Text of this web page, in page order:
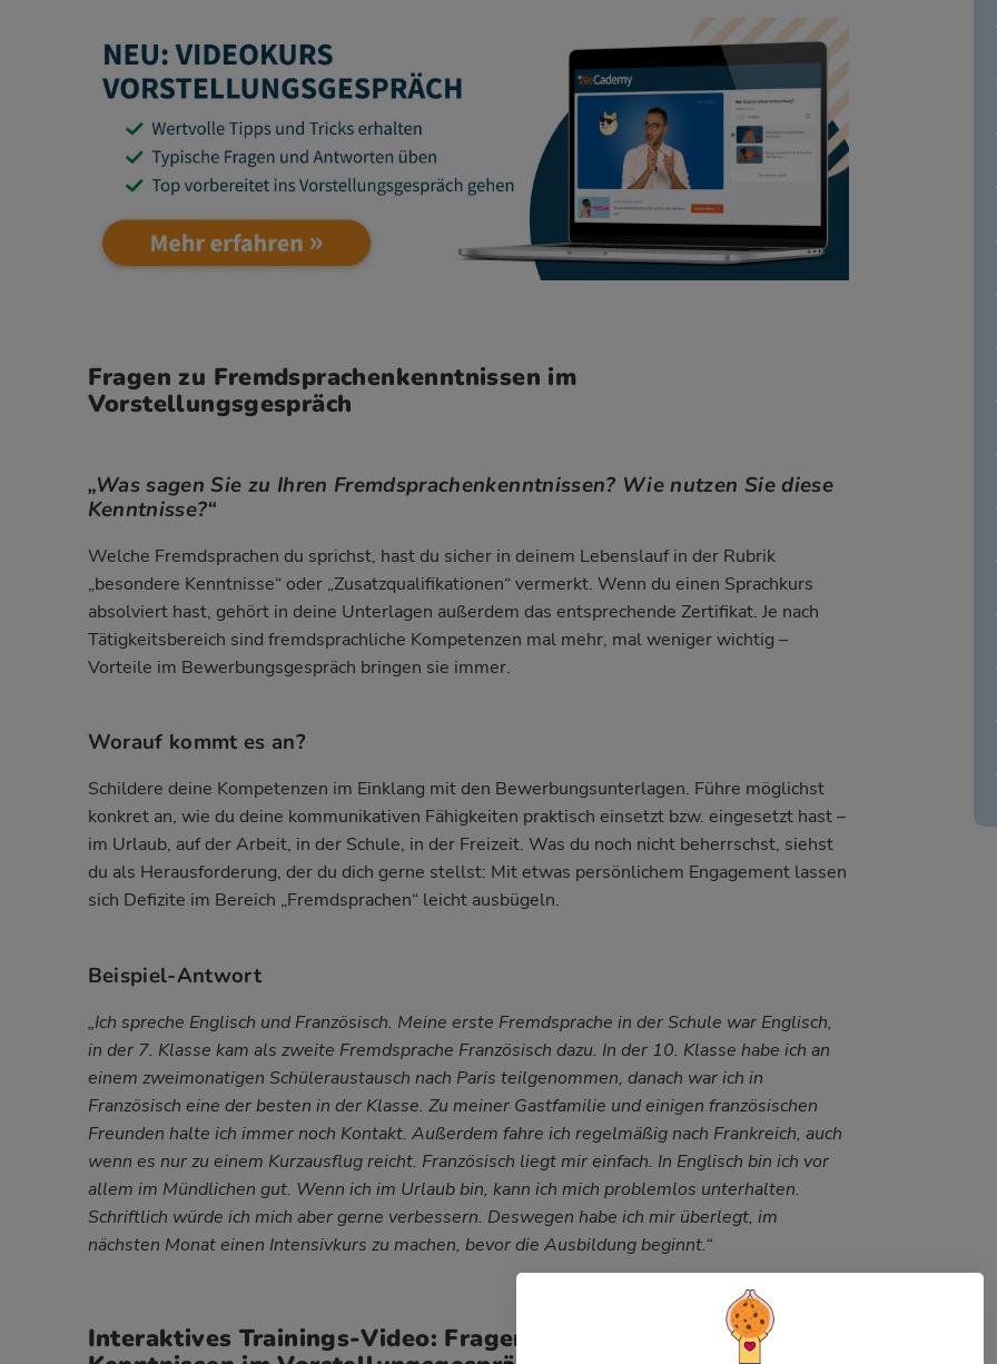
Fragen zu Fremdsprachenkenntnissen im
Vorstellungsgespräch
„Was sagen Sie zu Ihren Fremdsprachenkenntnissen? Wie nutzen Sie diese
Kenntnisse?“
Welche Fremdsprachen du sprichst, hast du sicher in deinem Lebenslauf in der Rubrik
„besondere Kenntnisse“ oder „Zusatzqualifikationen“ vermerkt. Wenn du einen Sprachkurs
absolviert hast, gehört in deine Unterlagen außerdem das entsprechende Zertifikat. Je nach
Tätigkeitsbereich sind fremdsprachliche Kompetenzen mal mehr, mal weniger wichtig –
Vorteile im Bewerbungsgespräch bringen sie immer.
Worauf kommt es an?
Schildere deine Kompetenzen im Einklang mit den Bewerbungsunterlagen. Führe möglichst
konkret an, wie du deine kommunikativen Fähigkeiten praktisch einsetzt bzw. eingesetzt hast –
im Urlaub, auf der Arbeit, in der Schule, in der Freizeit. Was du noch nicht beherrschst, siehst
du als Herausforderung, der du dich gerne stellst: Mit etwas persönlichem Engagement lassen
sich Defizite im Bereich „Fremdsprachen“ leicht ausbügeln.
Beispiel-Antwort
„Ich spreche Englisch und Französisch. Meine erste Fremdsprache in der Schule war Englisch,
in der 7. Klasse kam als zweite Fremdsprache Französisch dazu. In der 10. Klasse habe ich an
einem zweimonatigen Schüleraustausch nach Paris teilgenommen, danach war ich in
Französisch eine der besten in der Klasse. Zu meiner Gastfamilie und einigen französischen
Freunden halte ich immer noch Kontakt. Außerdem fahre ich regelmäßig nach Frankreich, auch
wenn es nur zu einem Kurzausflug reicht. Französisch liegt mir einfach. In Englisch bin ich vor
allem im Mündlichen gut. Wenn ich im Urlaub bin, kann ich mich problemlos unterhalten.
Schriftlich würde ich mich aber gerne verbessern. Deswegen habe ich mir überlegt, im
nächsten Monat einen Intensivkurs zu machen, bevor die Ausbildung beginnt.“
Interaktives Trainings-Video: Fragen zu besonderen